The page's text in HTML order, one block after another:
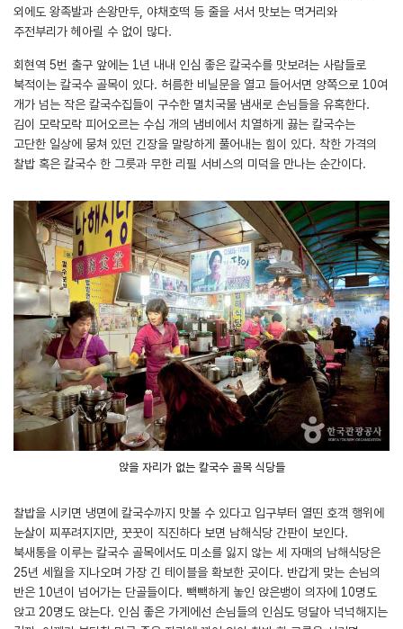
외에도 왕족발과 손왕만두, 야채호떡 등 줄을 서서 맛보는 먹거리와
주전부리가 헤아릴 수 없이 많다.
회현역 5번 출구 앞에는 1년 내내 인심 좋은 칼국수를 맛보려는 사람들로
북적이는 칼국수 골목이 있다. 허름한 비닐문을 열고 들어서면 양쪽으로 10여
개가 넘는 작은 칼국수집들이 구수한 멸치국물 냄새로 손님들을 유혹한다.
김이 모락모락 피어오르는 수십 개의 냄비에서 치열하게 끓는 칼국수는
고단한 일상에 뭉쳐 있던 긴장을 말랑하게 풀어내는 힘이 있다. 착한 가격의
찰밥 혹은 칼국수 한 그릇과 무한 리필 서비스의 미덕을 만나는 순간이다.
앉을 자리가 없는 칼국수 골목 식당들
찰밥을 시키면 냉면에 칼국수까지 맛볼 수 있다고 입구부터 열띤 호객 행위에
눈살이 찌푸려지지만, 꿋꿋이 직진하다 보면 남해식당 간판이 보인다.
북새통을 이루는 칼국수 골목에서도 미소를 잃지 않는 세 자매의 남해식당은
25년 세월을 지나오며 가장 긴 테이블을 확보한 곳이다. 반갑게 맞는 손님의
반은 10년이 넘어가는 단골들이다. 빽빽하게 놓인 앉은뱅이 의자에 10명도
앉고 20명도 앉는다. 인심 좋은 가게에선 손님들의 인심도 덩달아 넉넉해지는